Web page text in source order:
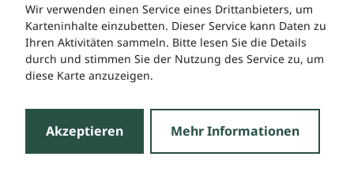
Wir verwenden einen Service eines Drittanbieters, um
Karteninhalte einzubetten. Dieser Service kann Daten zu
Ihren Aktivitäten sammeln. Bitte lesen Sie die Details
durch und stimmen Sie der Nutzung des Service zu, um
diese Karte anzuzeigen.
Akzeptieren Mehr Informationen